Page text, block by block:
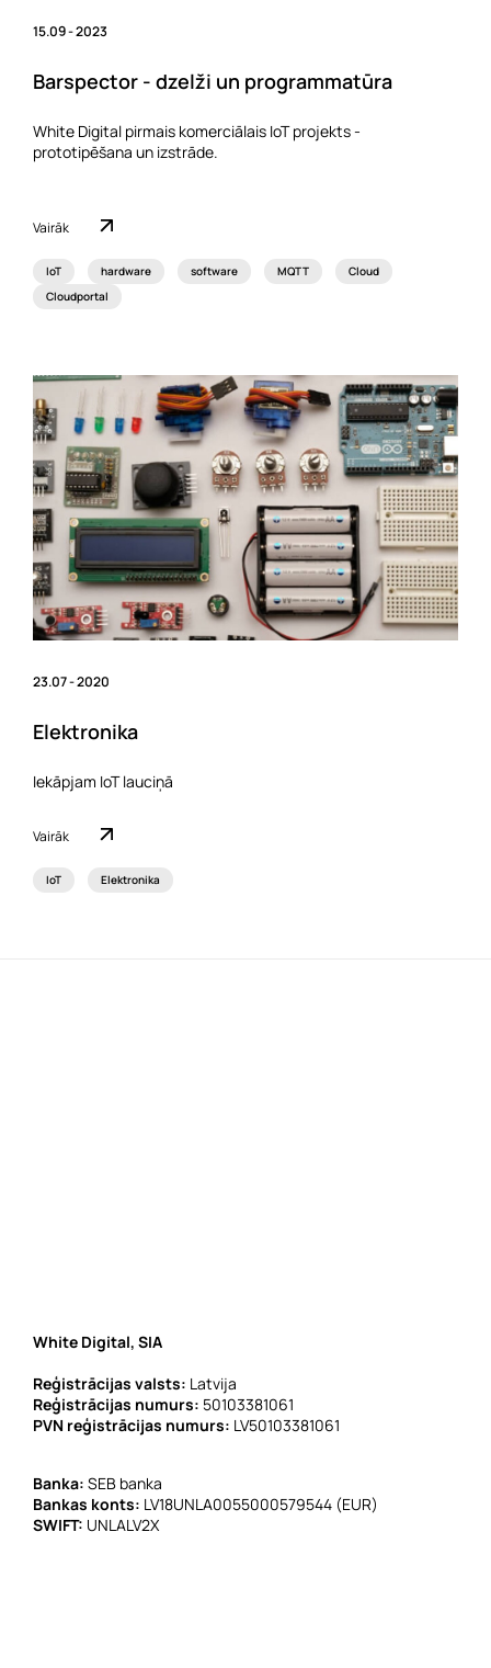
15.09 - 2023
Barspector - dzelži un programmatūra
White Digital pirmais komerciālais IoT projekts -
prototipēšana un izstrāde.
Vairāk
IoT hardware software MQTT
Cloud
Cloudportal
23.07 - 2020
Elektronika
Iekāpjam IoT lauciņā
Vairāk
IoT Elektronika
White Digital, SIA
Reģistrācijas valsts: Latvija
Reģistrācijas numurs: 50103381061
PVN reģistrācijas numurs: LV50103381061
Banka: SEB banka
Bankas konts: LV18UNLA0055000579544 (EUR)
SWIFT: UNLALV2X